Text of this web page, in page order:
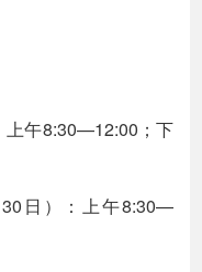
上午8:30—12:00；下
日）：上午8:30—